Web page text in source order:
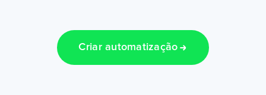
Criar automatização